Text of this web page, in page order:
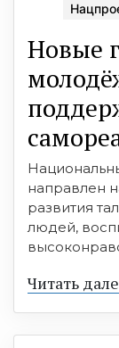
Новые
направлен
развития
людей,
Читать